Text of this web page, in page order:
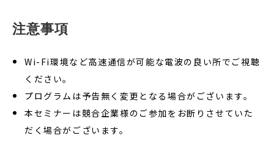
注意事項
Wi-Fi環境など高速通信が可能な電波の良い所でご視聴
ください。
プログラムは予告無く変更となる場合がございます。
本セミナーは競合企業様のご参加をお断りさせていた
だく場合がございます。